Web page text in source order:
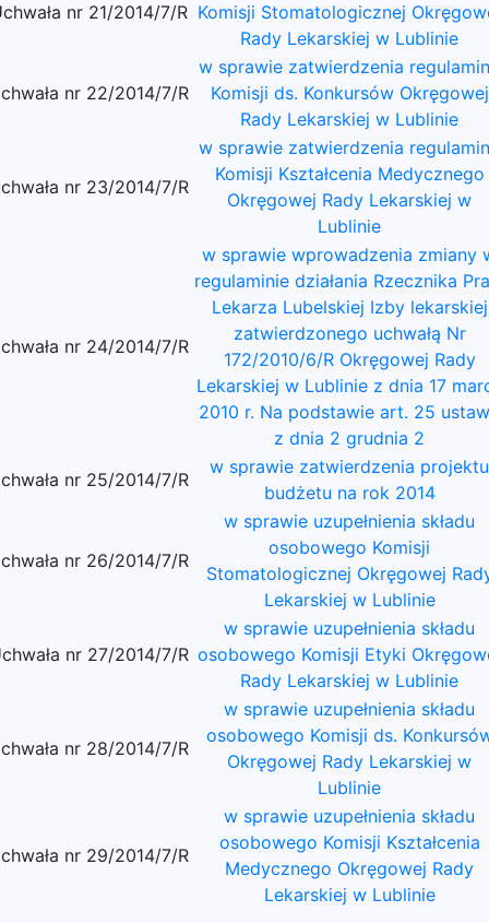
nr 21/2014/7/R Komisji Stomatologicznej
Rady Lekarskiej w Lublinie
nr 22/2014/7/R
w sprawie zatwierdzenia
Komisji ds. Konkursów Okręgowej
Rady Lekarskiej w Lublinie
nr 23/2014/7/R
w sprawie zatwierdzenia
Komisji Kształcenia Medycznego
Okręgowej Rady Lekarskiej w
Lublinie
nr 24/2014/7/R
w sprawie wprowadzenia zmiany
regulaminie działania Rzecznika
Lekarza Lubelskiej Izby lekarskiej
zatwierdzonego uchwałą Nr
172/2010/6/R Okręgowej Rady
Lekarskiej w Lublinie z dnia 17
2010 r. Na podstawie art. 25
z dnia 2 grudnia 2
nr 25/2014/7/R
w sprawie zatwierdzenia projektu
budżetu na rok 2014
nr 26/2014/7/R
w sprawie uzupełnienia składu
osobowego Komisji
Stomatologicznej Okręgowej
Lekarskiej w Lublinie
nr 27/2014/7/R
w sprawie uzupełnienia składu
osobowego Komisji Etyki
Rady Lekarskiej w Lublinie
nr 28/2014/7/R
w sprawie uzupełnienia składu
osobowego Komisji ds.
Okręgowej Rady Lekarskiej w
Lublinie
nr 29/2014/7/R
w sprawie uzupełnienia składu
osobowego Komisji Kształcenia
Medycznego Okręgowej Rady
Lekarskiej w Lublinie